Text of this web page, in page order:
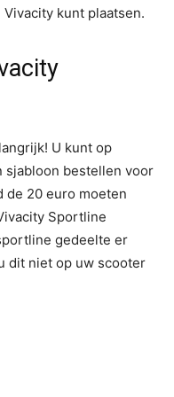
kunt plaatsen.
U kunt op
sjabloon bestellen voor
de 20 euro moeten
Sportline
gedeelte er
dit niet op uw scooter